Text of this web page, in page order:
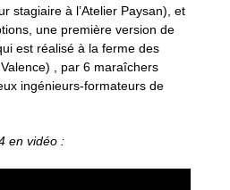
stagiaire à l’Atelier Paysan), et
une première version de
est réalisé à la ferme des
, par 6 maraîchers
ingénieurs-formateurs de
en vidéo :